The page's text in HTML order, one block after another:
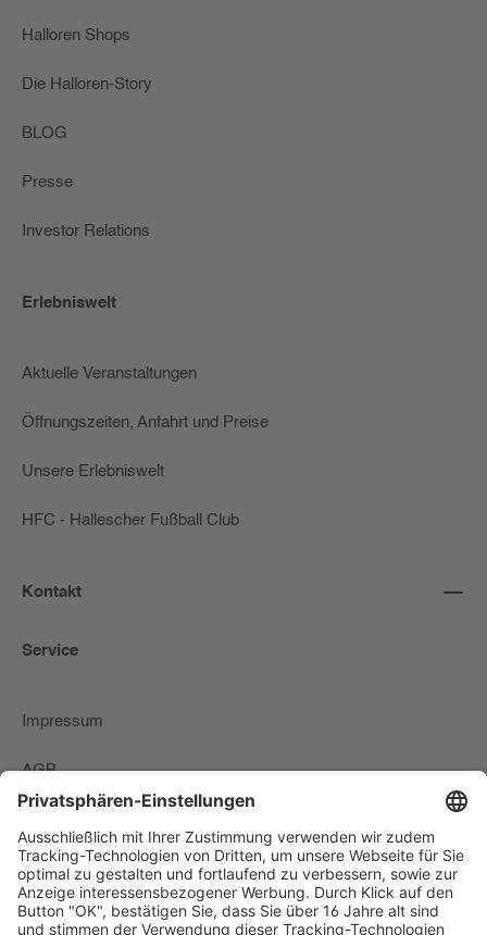
Halloren Shops
Die Halloren-Story
BLOG
Presse
Investor Relations
Erlebniswelt
Aktuelle Veranstaltungen
Öffnungszeiten, Anfahrt und Preise
Unsere Erlebniswelt
HFC - Hallescher Fußball Club
Kontakt
Service
Impressum
AGB
Datenschutzerklärung
Newsletter